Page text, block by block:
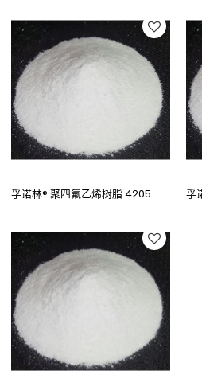
孚诺林® 聚四氟乙烯树脂 4205 孚